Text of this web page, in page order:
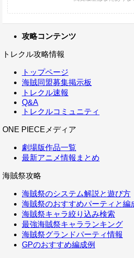
攻略コンテンツ
トレクル攻略情報
トップページ
海賊同盟募集掲示板
トレクル速報
Q&A
トレクルコミュニティ
ONE PIECEメディア
劇場版作品一覧
最新アニメ情報まとめ
海賊祭攻略
海賊祭のシステム解説と遊び方
海賊祭のおすすめパーティと編
海賊祭キャラ絞り込み検索
最強海賊祭キャラランキング
海賊祭グランドパーティ情報
GPのおすすめ編成例